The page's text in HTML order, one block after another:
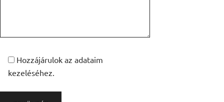
Hozzájárulok az adataim
kezeléséhez.